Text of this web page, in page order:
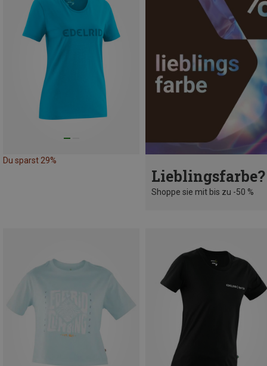
Du sparst 29%
Lieblingsfarbe?
Shoppe sie mit bis zu -50 %